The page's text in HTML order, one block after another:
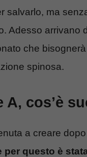
salvarlo, ma
Adesso arrivano
che
spinosa.
cos’è
a creare
questo è